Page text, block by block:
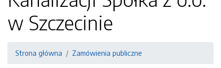
w Szczecinie
Strona główna Zamówienia publiczne